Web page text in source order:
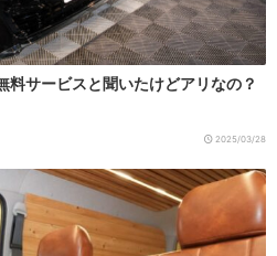
料サービスと聞いたけどアリなの？
2025/03/28